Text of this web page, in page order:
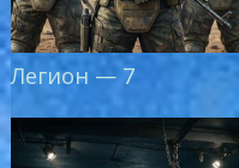
Легион — 7